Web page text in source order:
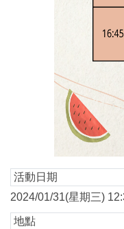
活動日期
2024/01/31(星期三)
地點